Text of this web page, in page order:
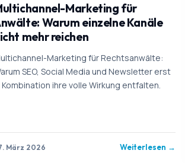
Marketing für
Warum einzelne Kanäle
mehr reichen
Marketing für Rechtsanwälte:
SEO, Social Media und Newsletter erst
Kombination ihre volle Wirkung entfalten.
März 2026 Weiterlesen →